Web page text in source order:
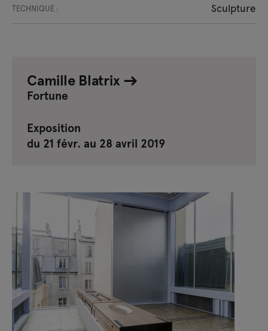
TECHNIQUE : Sculpture
Camille Blatrix
Fortune
Exposition
du 21 févr. au 28 avril 2019